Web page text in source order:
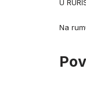
U
Na